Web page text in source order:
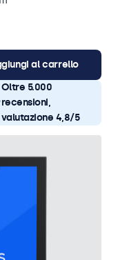
al carrello
Oltre 5.000
recensioni,
valutazione 4,8/5